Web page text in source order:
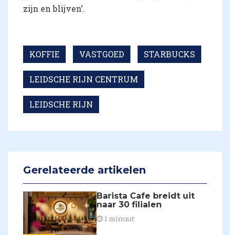
zijn en blijven’.
KOFFIE VASTGOED STARBUCKS
LEIDSCHE RIJN CENTRUM
LEIDSCHE RIJN
Gerelateerde artikelen
Barista Cafe breidt uit
naar 30 filialen
1 minuut